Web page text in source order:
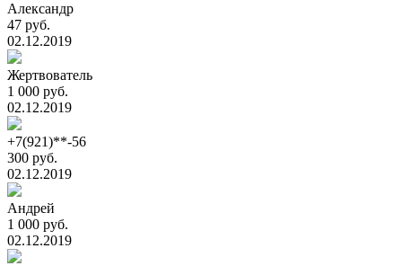
Александр
47 руб.
02.12.2019
Жертвователь
1 000 руб.
02.12.2019
+7(921)**-56
300 руб.
02.12.2019
Андрей
1 000 руб.
02.12.2019